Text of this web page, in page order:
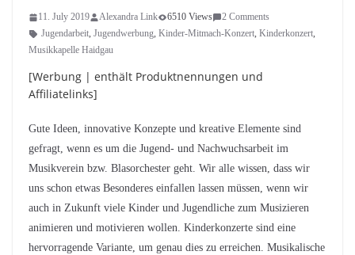
11. July 2019 Alexandra Link 6510 Views
2 Comments
Jugendarbeit, Jugendwerbung, Kinder-Mitmach-Konzert, Kinderkonzert,
Musikkapelle Haidgau
[Werbung | enthält Produktnennungen und
Affiliatelinks]
Gute Ideen, innovative Konzepte und kreative Elemente sind
gefragt, wenn es um die Jugend- und Nachwuchsarbeit im
Musikverein bzw. Blasorchester geht. Wir alle wissen, dass wir
uns schon etwas Besonderes einfallen lassen müssen, wenn wir
auch in Zukunft viele Kinder und Jugendliche zum Musizieren
animieren und motivieren wollen. Kinderkonzerte sind eine
hervorragende Variante, um genau dies zu erreichen. Musikalische